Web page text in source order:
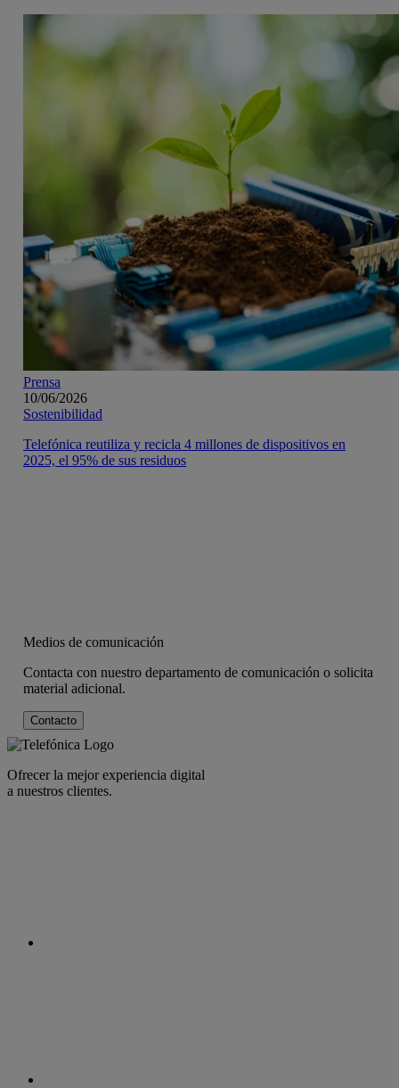
Prensa
10/06/2026
Sostenibilidad
Telefónica reutiliza y recicla 4 millones de dispositivos en
2025, el 95% de sus residuos
Medios de comunicación
Contacta con nuestro departamento de comunicación o solicita
material adicional.
Contacto
Ofrecer la mejor experiencia digital
a nuestros clientes.